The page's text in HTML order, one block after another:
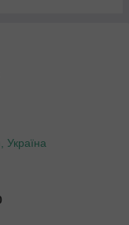
Україна